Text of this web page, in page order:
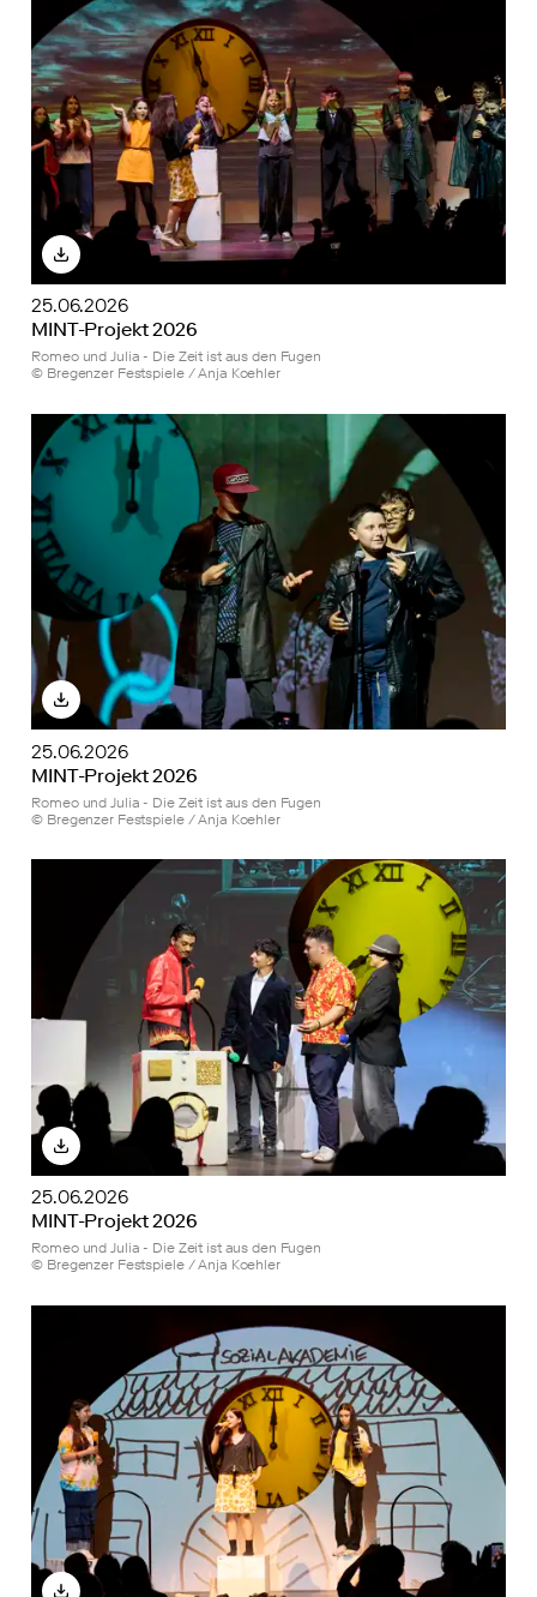
25.06.2026
MINT-Projekt 2026
Romeo und Julia - Die Zeit ist aus den Fugen
© Bregenzer Festspiele / Anja Koehler
25.06.2026
MINT-Projekt 2026
Romeo und Julia - Die Zeit ist aus den Fugen
© Bregenzer Festspiele / Anja Koehler
25.06.2026
MINT-Projekt 2026
Romeo und Julia - Die Zeit ist aus den Fugen
© Bregenzer Festspiele / Anja Koehler